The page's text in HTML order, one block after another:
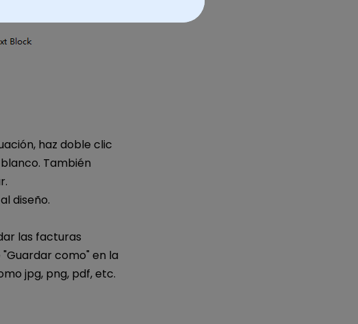
haz doble clic
También
diseño.
las facturas
como" en la
jpg, png, pdf, etc.